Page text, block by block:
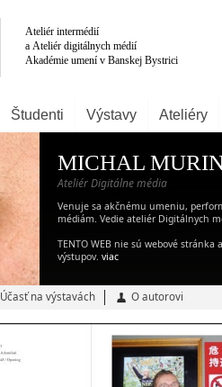
Študenti Výstavy Ateliéry
MICHAL
Ateliér Digitálne média
Venuje sa akčnému umeniu,
médiám. Vedie ateliér Digitálnych
TENTO WEB nie sú webové
výstupov. viac
Účasť na výstavách O autorovi